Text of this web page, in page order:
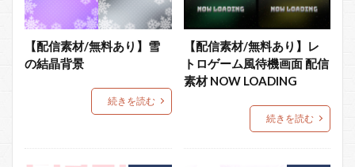
【配信素材/無料あり】雪
の結晶背景
続きを読む
【配信素材/無料あり】レ
トロゲーム風待機画面 配信
素材 NOW LOADING
続きを読む